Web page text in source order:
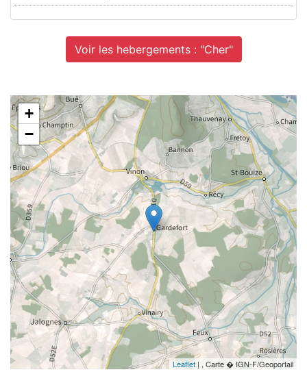
Voir les hebergements : "Cher"
+
−
Leaflet | , Carte � IGN-F/Geoportail